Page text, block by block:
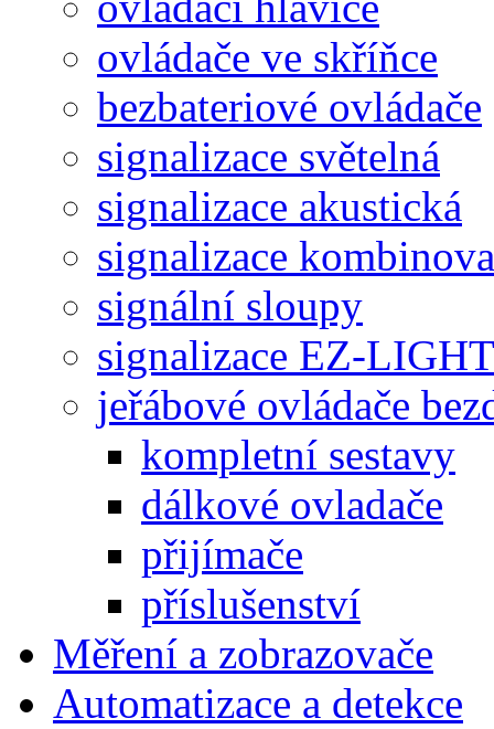
ovládače ve skříňce
bezbateriové ovládače
signalizace světelná
signalizace akustická
signalizace
signální sloupy
signalizace EZ-LIGHT
jeřábové ovládače
kompletní sestavy
dálkové ovladače
přijímače
příslušenství
Měření a zobrazovače
Automatizace a detekce